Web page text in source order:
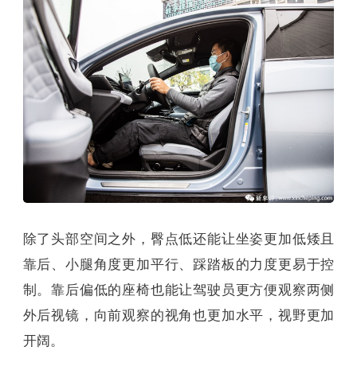
除了头部空间之外，臀点低还能让坐姿更加低矮且
靠后、小腿角度更加平行、踩踏板的力度更易于控
制。靠后偏低的座椅也能让驾驶员更方便观察两侧
外后视镜，向前观察的视角也更加水平，视野更加
开阔。